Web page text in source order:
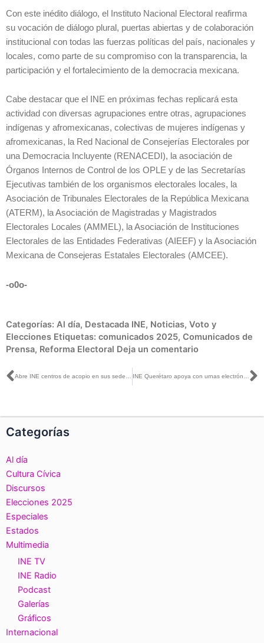
Con este inédito diálogo, el Instituto Nacional Electoral reafirma
su vocación de diálogo plural, puertas abiertas y de colaboración
institucional con todas las fuerzas políticas del país, nacionales y
locales, como parte de su compromiso con la transparencia, la
participación y el fortalecimiento de la democracia mexicana.
Cabe destacar que el INE en próximas fechas replicará esta
actividad con diversas agrupaciones entre otras, agrupaciones
indígenas y afromexicanas, colectivas de mujeres indígenas y
afromexicanas, la Red Nacional de Consejerías Electorales por
una Democracia Incluyente (RENACEDI), la asociación de
Órganos Internos de Control de los OPLE y de las Secretarías
Ejecutivas también de los organismos electorales locales, la
Asociación de Tribunales Electorales de la República Mexicana
(ATERM), la Asociación de Magistradas y Magistrados
Electorales Locales (AMMEL), la Asociación de Instituciones
Electorales de las Entidades Federativas (AIEEF) y la Asociación
Mexicana de Consejeras Estatales Electorales (AMCEE).
-o0o-
Categorías: Al día, Destacada INE, Noticias, Voto y
Elecciones Etiquetas: comunicados 2025, Comunicados de
Prensa, Reforma Electoral Deja un comentario
Ant
Categorías
Al día
Cultura Cívica
Discursos
Elecciones 2025
Especiales
Estados
Multimedia
INE TV
INE Radio
Podcast
Galerías
Gráficos
Internacional